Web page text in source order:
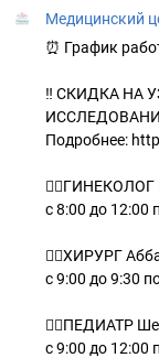
Медицинский
⏰ График
‼ СКИДКА НА
Подробнее:
с 8:00 до 12:00
👨‍⚕ХИРУРГ
с 9:00 до 9:30
👩‍⚕ПЕДИАТР
с 9:00 до 12:00